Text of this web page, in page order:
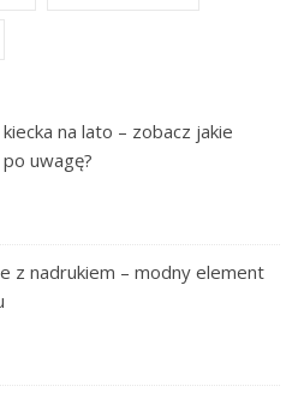
na lato – zobacz jakie
uwagę?
z nadrukiem – modny element